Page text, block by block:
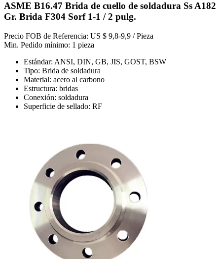
ASME B16.47 Brida de cuello de soldadura Ss A182
Gr. Brida F304 Sorf 1-1 / 2 pulg.
Precio FOB de Referencia: US $ 9,8-9,9 / Pieza
Min. Pedido mínimo: 1 pieza
Estándar: ANSI, DIN, GB, JIS, GOST, BSW
Tipo: Brida de soldadura
Material: acero al carbono
Estructura: bridas
Conexión: soldadura
Superficie de sellado: RF